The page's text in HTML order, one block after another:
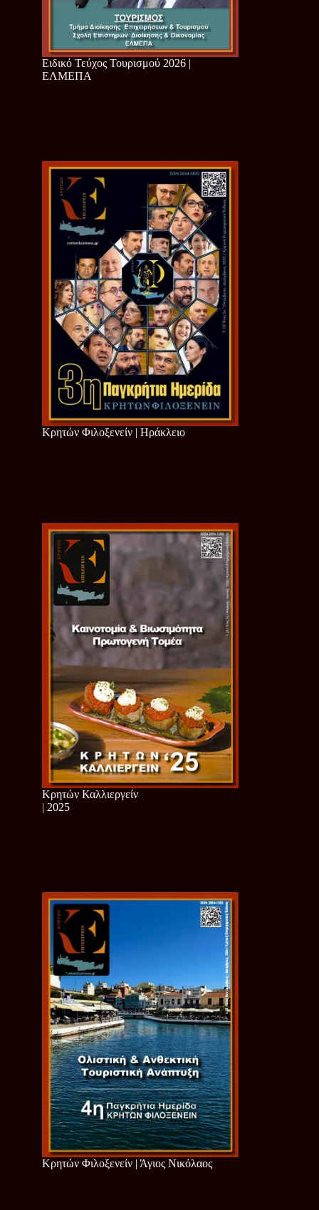
Ειδικό Τεύχος Τουρισμού 2026 |
ΕΛΜΕΠΑ
Κρητών Φιλοξενείν | Ηράκλειο
Κρητών Καλλιεργείν
| 2025
Κρητών Φιλοξενείν | Άγιος Νικόλαος